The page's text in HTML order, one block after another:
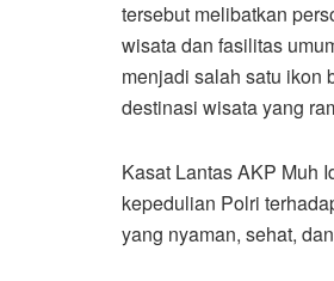
tersebut melibatkan
wisata dan fasilitas
menjadi salah satu ikon
destinasi wisata yang
Kasat Lantas AKP Muh
kepedulian Polri
yang nyaman, sehat,